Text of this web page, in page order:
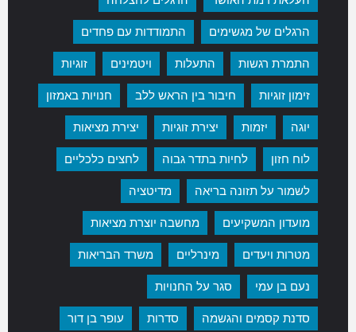
הרגלים של מגשימים התמודדות עם פחדים
התמרת רגשות התעלות ויטמינים זוגיות
זימון זוגיות חיבור בין הראש ללב חנויות באמזון
יוגה יזמות יצירת זוגיות יצירת מציאות
לוח חזון לחיות בתדר גבוה לחצים כלכליים
לשמור על תזונה בריאה מדיטציה
מועדון המשקיעים מחשבה יוצרת מציאות
מטרות ויעדים מינרליים משרד הבריאות
נעם בן עמי סגר על החנויות
סדנת קסמים והגשמה סדרות עופר בן דור